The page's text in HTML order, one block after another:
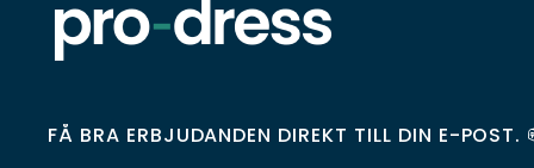
FÅ BRA ERBJUDANDEN DIREKT TILL DIN E-POST.